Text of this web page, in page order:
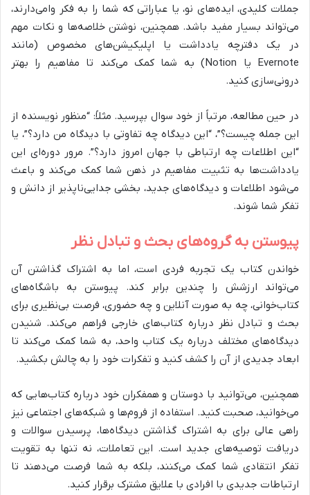
جملات کلیدی، ایده‌های نو، یا عباراتی که شما را به فکر وامی‌دارند،
می‌تواند بسیار مفید باشد. همچنین، نوشتن خلاصه‌ها و نکات مهم
در یک دفترچه یادداشت یا اپلیکیشن‌های مخصوص (مانند
Evernote یا Notion) به شما کمک می‌کند تا مفاهیم را بهتر
درونی‌سازی کنید.
در حین مطالعه، مرتباً از خود سوال بپرسید. مثلاً: “منظور نویسنده از
این جمله چیست؟”، “این دیدگاه چه تفاوتی با دیدگاه من دارد؟”، یا
“این اطلاعات چه ارتباطی با جهان امروز دارد؟”. مرور دوره‌ای این
یادداشت‌ها به تثبیت مفاهیم در ذهن شما کمک می‌کند و باعث
می‌شود اطلاعات و دیدگاه‌های جدید، بخشی جدایی‌ناپذیر از دانش و
تفکر شما شوند.
پیوستن به گروه‌های بحث و تبادل نظر
خواندن کتاب یک تجربه فردی است، اما به اشتراک گذاشتن آن
می‌تواند ارزشش را چندین برابر کند. پیوستن به باشگاه‌های
کتاب‌خوانی، چه به صورت آنلاین و چه حضوری، فرصت بی‌نظیری برای
بحث و تبادل نظر درباره کتاب‌های خارجی فراهم می‌کند. شنیدن
دیدگاه‌های مختلف درباره یک کتاب واحد، به شما کمک می‌کند تا
ابعاد جدیدی از آن را کشف کنید و تفکرات خود را به چالش بکشید.
همچنین، می‌توانید با دوستان و همفکران خود درباره کتاب‌هایی که
می‌خوانید، صحبت کنید. استفاده از فروم‌ها و شبکه‌های اجتماعی نیز
راهی عالی برای به اشتراک گذاشتن دیدگاه‌ها، پرسیدن سوالات و
دریافت توصیه‌های جدید است. این تعاملات، نه تنها به تقویت
تفکر انتقادی شما کمک می‌کنند، بلکه به شما فرصت می‌دهند تا
ارتباطات جدیدی با افرادی با علایق مشترک برقرار کنید.